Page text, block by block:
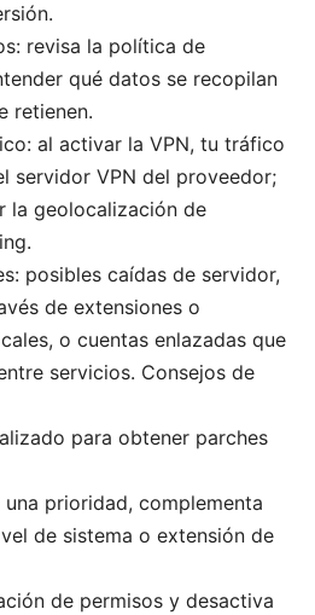
revisa la política de
qué datos se recopilan
retienen.
al activar la VPN, tu tráfico
servidor VPN del proveedor;
la geolocalización de
posibles caídas de servidor,
de extensiones o
o cuentas enlazadas que
servicios. Consejos de
para obtener parches
prioridad, complementa
de sistema o extensión de
de permisos y desactiva